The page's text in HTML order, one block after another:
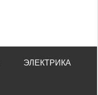
ЭЛЕКТРИКА